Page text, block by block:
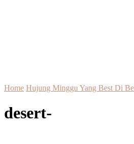
Home Hujung Minggu Yang Best Di
desert-